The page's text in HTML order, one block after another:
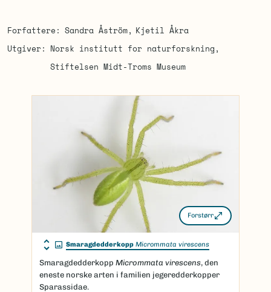
Forfattere Sandra Åström
Kjetil Åkra
Utgiver
Norsk institutt for naturforskning
Stiftelsen Midt-Troms Museum
Forstørr
Smaragdedderkopp Micrommata virescens
Smaragdedderkopp Micrommata virescens, den
eneste norske arten i familien jegeredderkopper
Sparassidae.